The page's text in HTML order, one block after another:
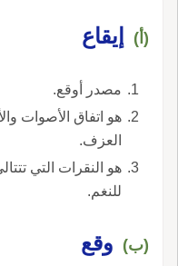
(أ) إيقاع
مصدر أوقع.
هو اتفاق الأصوات
العزف.
هو النقرات التي
للنغم.
(ب) وقع